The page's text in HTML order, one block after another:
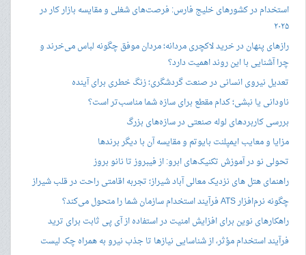
استخدام در کشورهای خلیج فارس: فرصت‌های شغلی و مقایسه بازار کار در
۲۰۲۵
رازهای پنهان در خرید لاکچری مردانه؛ مردان موفق چگونه لباس می‌خرند و
چرا آشنایی با این روند اهمیت دارد؟
تعدیل نیروی انسانی در صنعت گردشگری؛ زنگ خطری برای آینده
ناودانی یا نبشی؛ کدام مقطع برای سازه شما مناسب‌تر است؟
بررسی کاربردهای لوله صنعتی در سازه‌های بزرگ
مزایا و معایب ایمپلنت بایوتم و مقایسه آن با دیگر برندها
تحولی نو در آموزش تکنیک‌های ابرو: از فیبروز تا نانو بروز
راهنمای هتل های نزدیک معالی آباد شیراز؛ تجربه اقامتی راحت در قلب شیراز
چگونه نرم‌افزار ATS فرآیند استخدام سازمان شما را متحول می‌کند؟
راهکارهای نوین برای افزایش امنیت در استفاده از آی پی ثابت برای ترید
فرآیند استخدام مؤثر، از شناسایی نیازها تا جذب نیرو به همراه چک لیست